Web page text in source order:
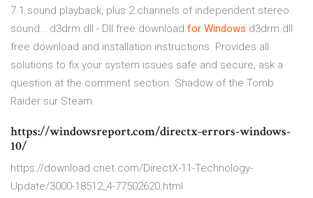
7.1 sound playback, plus 2 channels of independent stereo
sound… d3drm.dll - Dll free download for Windows d3drm.dll
free download and installation instructions. Provides all
solutions to fix your system issues safe and secure, ask a
question at the comment section. Shadow of the Tomb
Raider sur Steam
https://windowsreport.com/directx-errors-windows-
10/
https://download.cnet.com/DirectX-11-Technology-
Update/3000-18512_4-77502620.html